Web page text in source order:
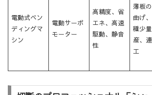
電動式ベン
ディングマ
シン
電動サーボ
モーター
高精度、省
エネ、高速
駆動、静音
性
薄板
曲げ
種少
産、
工